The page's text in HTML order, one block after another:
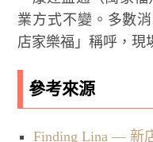
業方式不變。多數
店家樂福」稱呼，現
參考來源
Finding Lina — 新